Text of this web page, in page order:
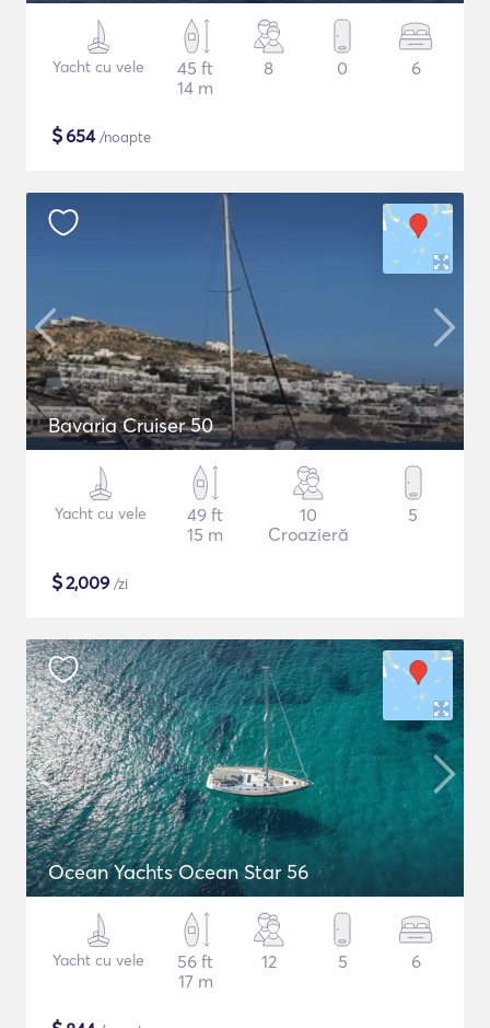
Yacht cu vele
45 ft
14 m
8 0 6
$654/noapte
Bavaria Cruiser 50
Yacht cu vele
49 ft
15 m
10
Croazieră
5
$2,009 /zi
Ocean Yachts Ocean Star 56
Yacht cu vele
56 ft
17 m
12 5 6